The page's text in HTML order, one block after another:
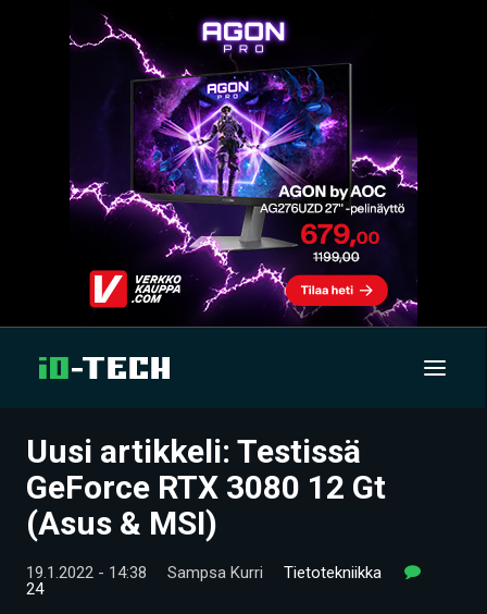
UUTISET
ARTIKKELIT
VIDEOT
Uusi artikkeli: Testissä
GeForce RTX 3080 12 Gt
(Asus & MSI)
19.1.2022 - 14:38 Sampsa Kurri
Tietotekniikka
24